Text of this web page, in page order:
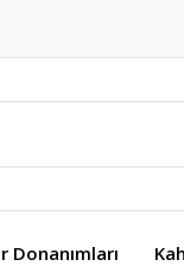
Donanımları